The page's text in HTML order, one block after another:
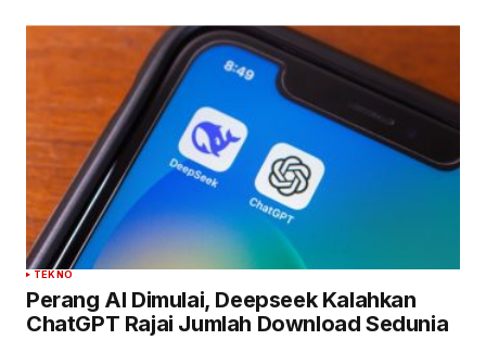
TEKNO
Perang AI Dimulai, Deepseek Kalahkan
ChatGPT Rajai Jumlah Download Sedunia